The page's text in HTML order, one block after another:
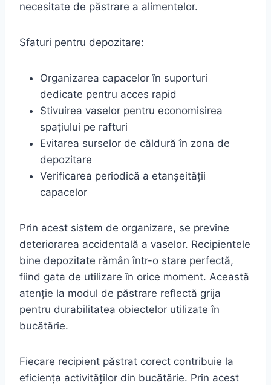
necesitate de păstrare a alimentelor.
Sfaturi pentru depozitare:
Organizarea capacelor în suporturi
dedicate pentru acces rapid
Stivuirea vaselor pentru economisirea
spațiului pe rafturi
Evitarea surselor de căldură în zona de
depozitare
Verificarea periodică a etanșeității
capacelor
Prin acest sistem de organizare, se previne
deteriorarea accidentală a vaselor. Recipientele
bine depozitate rămân într-o stare perfectă,
fiind gata de utilizare în orice moment. Această
atenție la modul de păstrare reflectă grija
pentru durabilitatea obiectelor utilizate în
bucătărie.
Fiecare recipient păstrat corect contribuie la
eficiența activităților din bucătărie. Prin acest